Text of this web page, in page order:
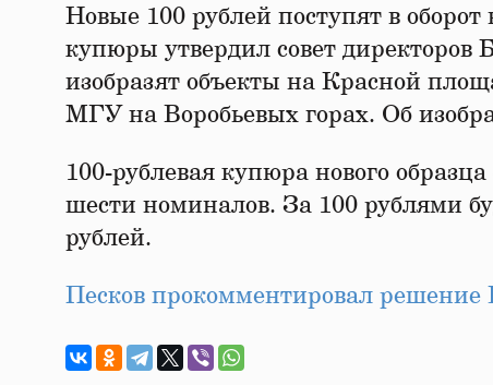
Новые 100 рублей поступят в
купюры утвердил совет директоров
изобразят объекты на Красной
МГУ на Воробьевых горах. Об
100-рублевая купюра нового
шести номиналов. За 100 рублями
рублей.
Песков прокомментировал решение